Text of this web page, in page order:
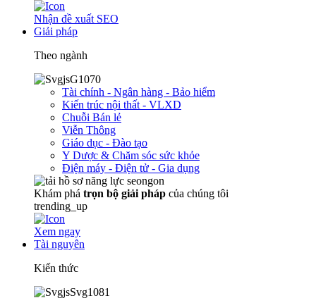
Nhận đề xuất SEO
Giải pháp
Theo ngành
Tài chính - Ngân hàng - Bảo hiểm
Kiến trúc nội thất - VLXD
Chuỗi Bán lẻ
Viễn Thông
Giáo dục - Đào tạo
Y Dược & Chăm sóc sức khỏe
Điện máy - Điện tử - Gia dụng
Khám phá trọn bộ giải pháp của chúng tôi
trending_up
Xem ngay
Tài nguyên
Kiến thức